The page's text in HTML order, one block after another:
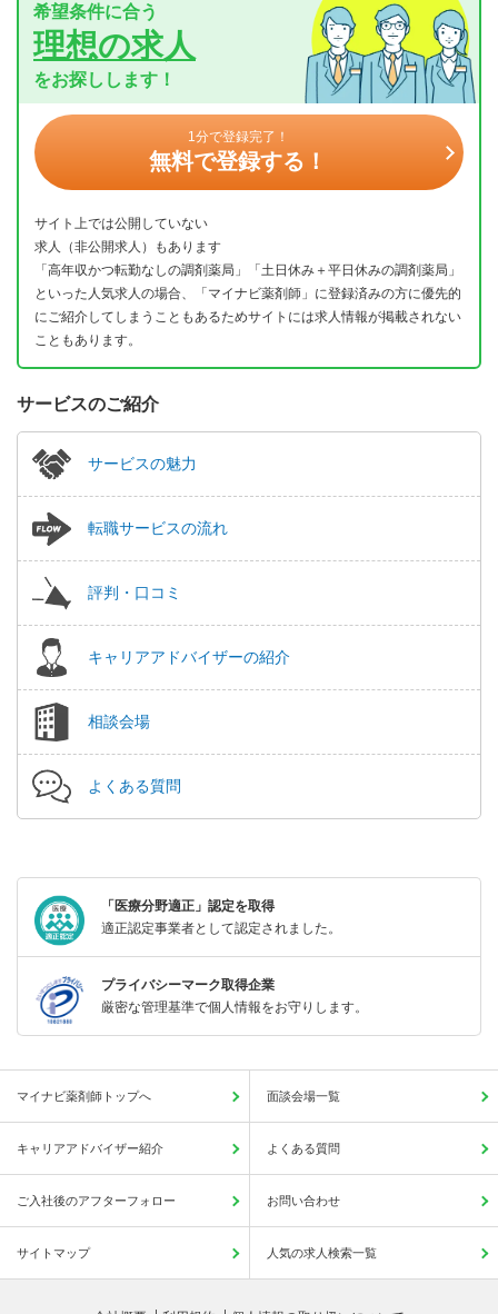
希望条件に合う
理想の求人
をお探しします！
1分で登録完了！
無料で登録する！
サイト上では公開していない
求人（非公開求人）もあります
「高年収かつ転勤なしの調剤薬局」「土日休み＋平日休みの調剤薬局」
といった人気求人の場合、「マイナビ薬剤師」に登録済みの方に優先的
にご紹介してしまうこともあるためサイトには求人情報が掲載されない
こともあります。
サービスのご紹介
サービスの魅力
転職サービスの流れ
評判・口コミ
キャリアアドバイザーの紹介
相談会場
よくある質問
「医療分野適正」認定を取得
適正認定事業者として認定されました。
プライバシーマーク取得企業
厳密な管理基準で個人情報をお守りします。
マイナビ薬剤師トップへ 面談会場一覧
キャリアアドバイザー紹介 よくある質問
ご入社後のアフターフォロー お問い合わせ
サイトマップ 人気の求人検索一覧